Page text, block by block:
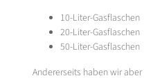
10-Liter-Gasflaschen
20-Liter-Gasflaschen
50-Liter-Gasflaschen
Andererseits haben wir aber